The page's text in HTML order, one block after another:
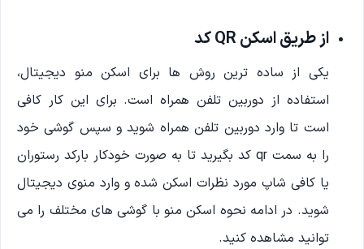
از طریق اسکن QR کد
یکی از ساده ترین روش ها برای اسکن منو دیجیتال،
استفاده از دوربین تلفن همراه است. برای این کار کافی
است تا وارد دوربین تلفن همراه شوید و سپس گوشی خود
را به سمت qr کد بگیرید تا به صورت خودکار بارکد رستوران
یا کافی شاپ مورد نظرات اسکن شده و وارد منوی دیجیتال
شوید. در ادامه نحوه اسکن منو با گوشی های مختلف را می
توانید مشاهده کنید.